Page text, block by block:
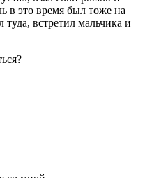
в это время был тоже на
встретил мальчика и